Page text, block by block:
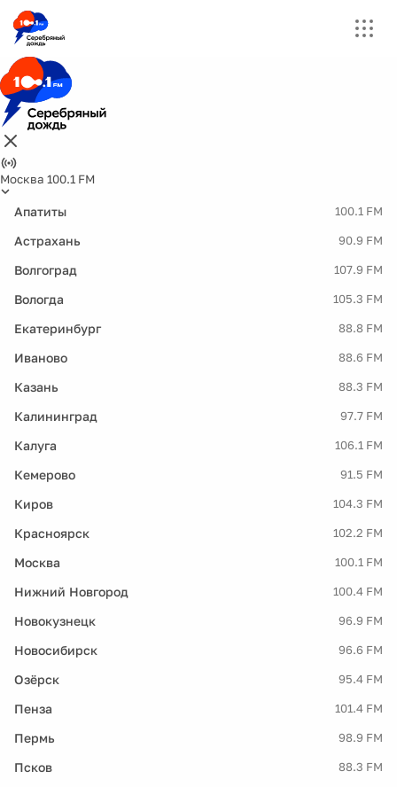
Москва 100.1 FM
Апатиты 100.1 FM
Астрахань 90.9 FM
Волгоград 107.9 FM
Вологда 105.3 FM
Екатеринбург 88.8 FM
Иваново 88.6 FM
Казань 88.3 FM
Калининград 97.7 FM
Калуга 106.1 FM
Кемерово 91.5 FM
Киров 104.3 FM
Красноярск 102.2 FM
Москва 100.1 FM
Нижний Новгород 100.4 FM
Новокузнецк 96.9 FM
Новосибирск 96.6 FM
Озёрск 95.4 FM
Пенза 101.4 FM
Пермь 98.9 FM
Псков 88.3 FM